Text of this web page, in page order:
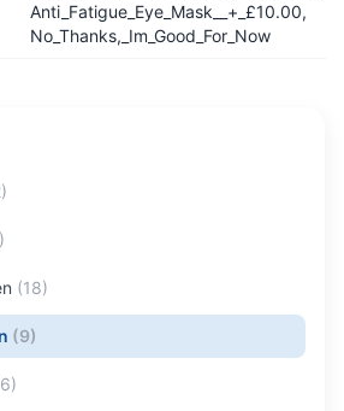
)
)
(18)
(9)
6)
Anti_Fatigue_Eye_Mask__+_£10.00,
No_Thanks,_Im_Good_For_Now